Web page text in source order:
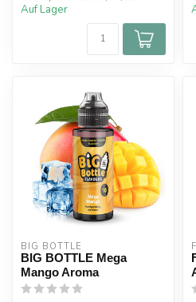
Auf Lager
BIG BOTTLE
BIG BOTTLE Mega
Mango Aroma